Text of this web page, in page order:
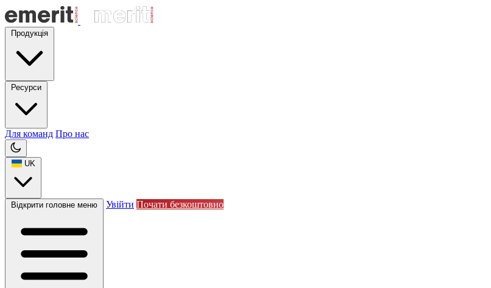
Продукція
Ресурси
Для команд Про нас
UK
Відкрити головне меню Увійти Почати безкоштовно